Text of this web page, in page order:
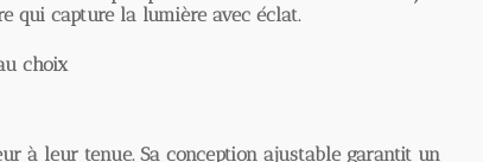
capture la lumière avec éclat.
leur tenue. Sa conception ajustable garantit un